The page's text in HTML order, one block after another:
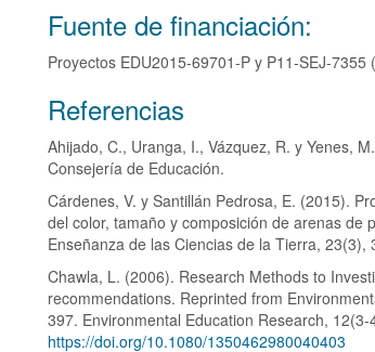
Fuente de financiación:
Proyectos EDU2015-69701-P y P11-SEJ-7355
Detalles
del
artículo
Referencias
Ahijado, C., Uranga, I., Vázquez, R. y Yenes,
Consejería de Educación.
Cárdenes, V. y Santillán Pedrosa, E. (2015).
del color, tamaño y composición de arenas de
Enseñanza de las Ciencias de la Tierra, 23(3),
Chawla, L. (2006). Research Methods to
recommendations. Reprinted from
397. Environmental Education Research, 12(3-
https://doi.org/10.1080/1350462980040403